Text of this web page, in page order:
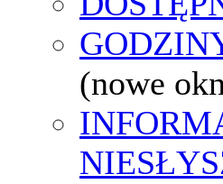
(nowe